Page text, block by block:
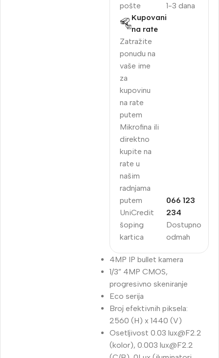
pošte
1-3 dana
Kupovani
na rate
Zatražite
ponudu na
vaše ime
za
kupovinu
na rate
putem
Mikrofina ili
direktno
kupite na
rate u
našim
radnjama
putem
UniCredit
šoping
kartica
Dostupno
odmah
066 123
234
4MP IP bullet kamera
1/3” 4MP CMOS,
progresivno skeniranje
Eco serija
Broj efektivnih piksela:
2560 (H) x 1440 (V)
Osetljivost 0.03 lux@F2.2
(kolor), 0.003 lux@F2.2